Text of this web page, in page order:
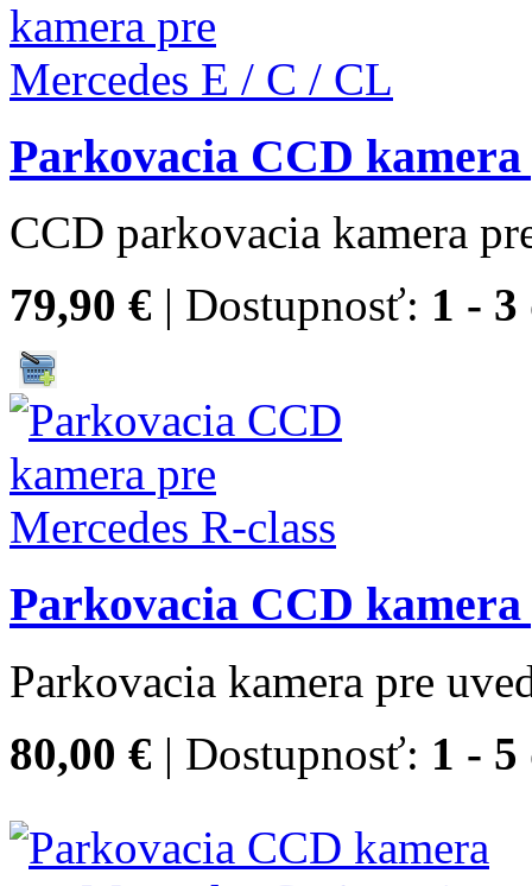
Parkovacia CCD
CCD parkovacia kamera
79,90 € | Dostupnosť: 1 -
Parkovacia CCD kamera
Parkovacia kamera pre
80,00 € | Dostupnosť: 1 -